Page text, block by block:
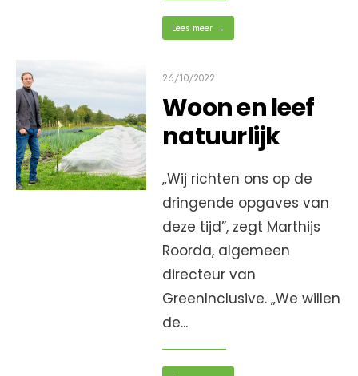
Lees meer →
26/10/2022
Woon en leef
natuurlijk
„Wij richten ons op de
dringende opgaves van
deze tijd”, zegt Marthijs
Roorda, algemeen
directeur van
GreenInclusive. „We willen
de...